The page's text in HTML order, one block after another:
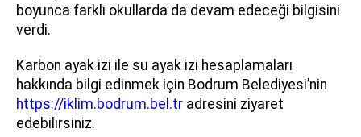
boyunca farklı okullarda da devam edeceği bilgisini
verdi.
Karbon ayak izi ile su ayak izi hesaplamaları
hakkında bilgi edinmek için Bodrum Belediyesi’nin
https://iklim.bodrum.bel.tr adresini ziyaret
edebilirsiniz.